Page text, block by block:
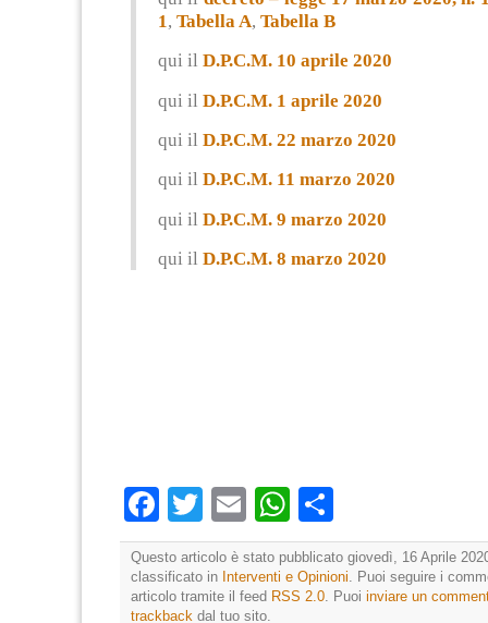
1 , Tabella A, Tabella B
qui il D.P.C.M. 10 aprile 2020
qui il D.P.C.M. 1 aprile 2020
qui il D.P.C.M. 22 marzo 2020
qui il D.P.C.M. 11 marzo 2020
qui il D.P.C.M. 9 marzo 2020
qui il D.P.C.M. 8 marzo 2020
Facebook
TwitterEmailWhatsApp
Questo articolo è stato pubblicato giovedì, 16 Aprile
classificato in Interventi e Opinioni . Puoi seguire i
articolo tramite il feed RSS 2.0 . Puoi inviare un
trackback dal tuo sito.